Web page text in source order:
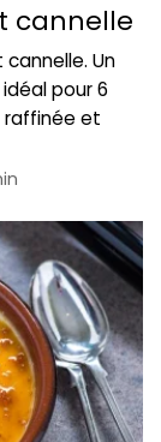
cannelle
Un
pour 6
raffinée et